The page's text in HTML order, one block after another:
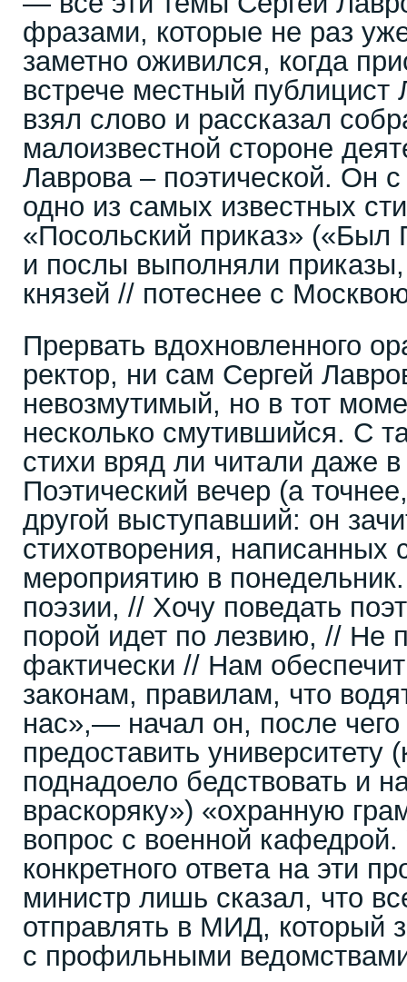
фразами, которые не раз
заметно оживился, когда
встрече местный
взял слово и рассказал
малоизвестной стороне
Лаврова – поэтической. Он
одно из самых известных
«Посольский приказ» («Был
и послы выполняли
князей // потеснее с
Прервать вдохновленного
ректор, ни сам Сергей
невозмутимый, но в тот
несколько смутившийся. С
стихи вряд ли читали
Поэтический вечер (а
другой выступавший: он
стихотворения, написанных
мероприятию в
поэзии, // Хочу поведать
порой идет по лезвию, // Не
фактически // Нам
законам, правилам, что
нас»,— начал он, после
предоставить университету
поднадоело бедствовать и
враскоряку») «охранную
вопрос с военной
конкретного ответа на эти
министр лишь сказал, что
отправлять в МИД, который
с профильными